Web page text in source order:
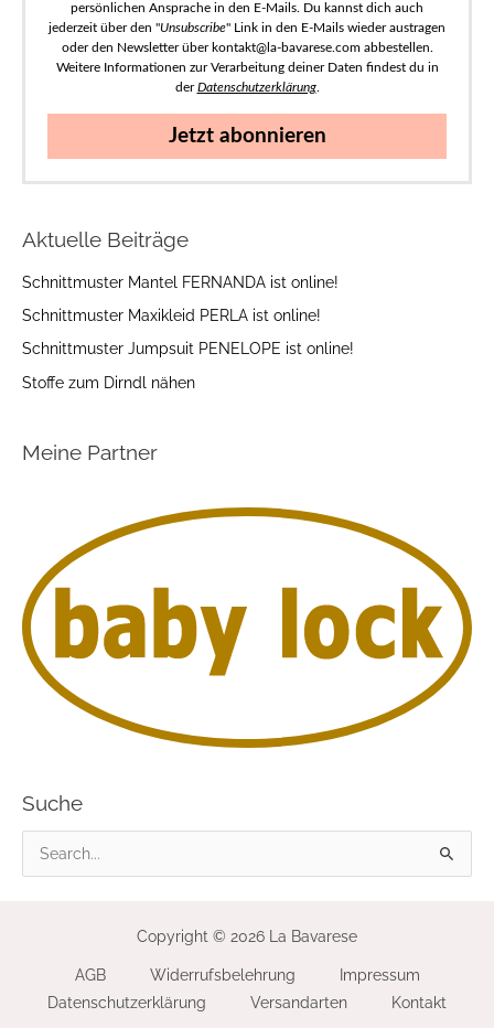
persönlichen Ansprache in den E-Mails. Du kannst dich auch
jederzeit über den "Unsubscribe" Link in den E-Mails wieder austragen
oder den Newsletter über kontakt@la-bavarese.com abbestellen.
Weitere Informationen zur Verarbeitung deiner Daten findest du in
derDatenschutzerklärung.
Jetzt abonnieren
Aktuelle Beiträge
Schnittmuster Mantel FERNANDA ist online!
Schnittmuster Maxikleid PERLA ist online!
Schnittmuster Jumpsuit PENELOPE ist online!
Stoffe zum Dirndl nähen
Meine Partner
Suche
Copyright © 2026 La Bavarese
AGB Widerrufsbelehrung
Impressum
Datenschutzerklärung
Versandarten Kontakt